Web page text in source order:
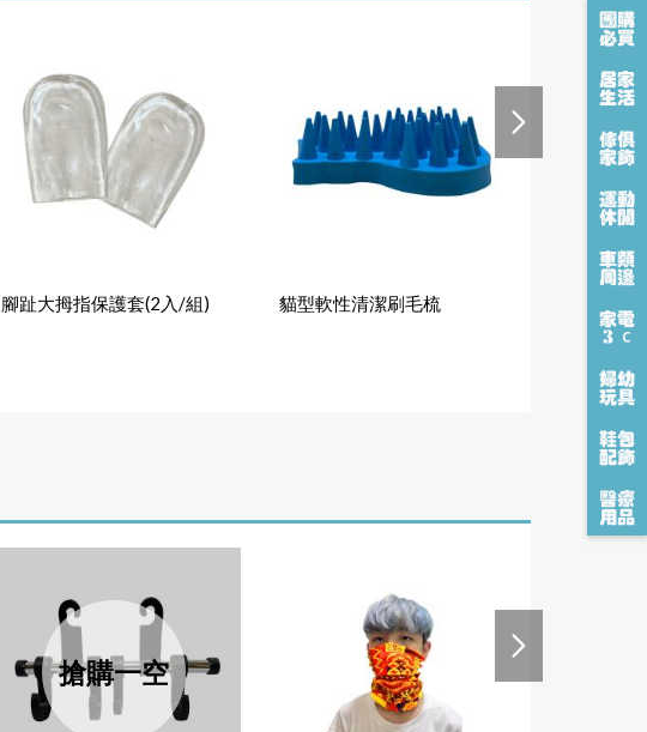
腳趾大拇指保護套(2入/組) 貓型軟性清潔刷毛梳
搶購一空